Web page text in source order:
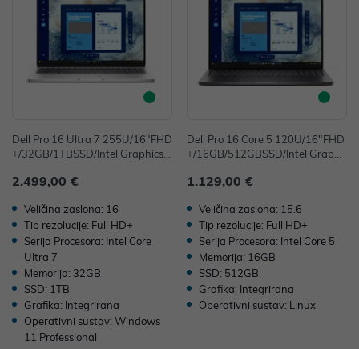
Dell Pro 16 Ultra 7 255U/16"FHD
+/32GB/1TBSSD/Intel Graphics/F
2.499,00 €
Veličina zaslona: 16
Tip rezolucije: Full HD+
Serija Procesora: Intel Core
Ultra 7
Memorija: 32GB
SSD: 1TB
Grafika: Integrirana
Operativni sustav: Windows
11 Professional
Dell Pro 16 Core 5 120U/16"FHD
+/16GB/512GBSSD/Intel Graphi
1.129,00 €
Veličina zaslona: 15.6
Tip rezolucije: Full HD+
Serija Procesora: Intel Core 5
Memorija: 16GB
SSD: 512GB
Grafika: Integrirana
Operativni sustav: Linux